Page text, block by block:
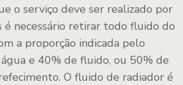
o serviço deve ser realizado por
é necessário retirar todo fluido do
a proporção indicada pelo
e 40% de fluido, ou 50% de
O fluido de radiador é